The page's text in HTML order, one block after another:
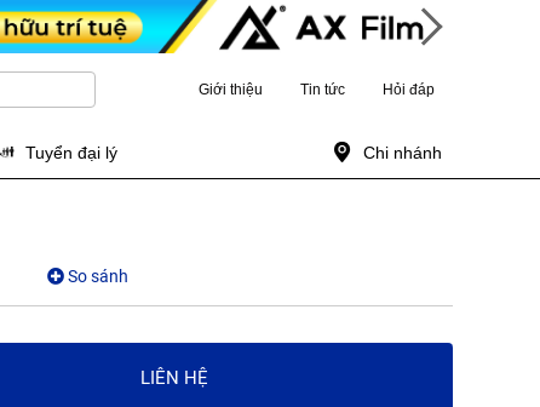
Giới thiệu Tin tức Hỏi đáp
Tuyển đại lý Chi nhánh
So sánh
LIÊN HỆ